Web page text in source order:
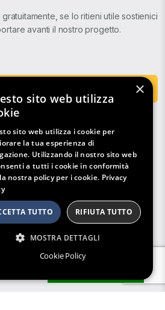
se lo ritieni utile sostienici
avanti il nostro progetto.
×
sito web utilizza
sito web utilizza i cookie per
la tua esperienza di
Utilizzando il nostro sito web
a tutti i cookie in conformità
nostra policy per i cookie. Privacy
TUTTO RIFIUTA TUTTO
MOSTRA DETTAGLI
Cookie Policy